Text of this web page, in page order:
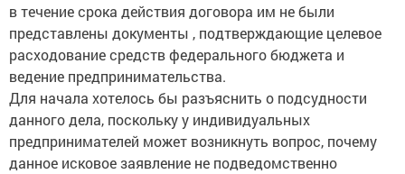
в течение срока действия договора им не были
представлены документы , подтверждающие целевое
расходование средств федерального бюджета и
ведение предпринимательства.
Для начала хотелось бы разъяснить о подсудности
данного дела, поскольку у индивидуальных
предпринимателей может возникнуть вопрос, почему
данное исковое заявление не подведомственно